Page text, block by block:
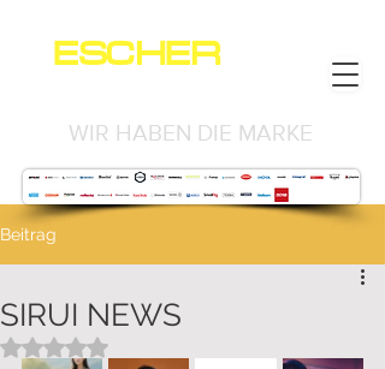
ESCHER
WIR HABEN DIE MARKE
Beitrag
SIRUI NEWS
Mit NaN von 5 Sternen bewertet.